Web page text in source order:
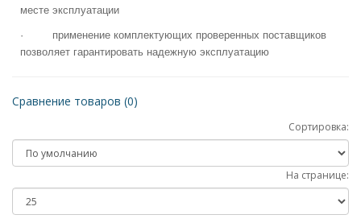
месте эксплуатации
·
применение комплектующих проверенных поставщиков
позволяет гарантировать надежную эксплуатацию
Сравнение товаров (0)
Сортировка:
На странице: